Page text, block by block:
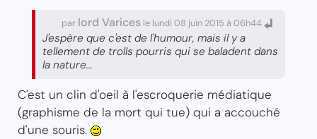
par lord Varices le lundi 08 juin 2015 à 06h44
J'espère que c'est de l'humour, mais il y a
tellement de trolls pourris qui se baladent dans
la nature...
C'est un clin d'oeil à l'escroquerie médiatique
(graphisme de la mort qui tue) qui a accouché
d'une souris.